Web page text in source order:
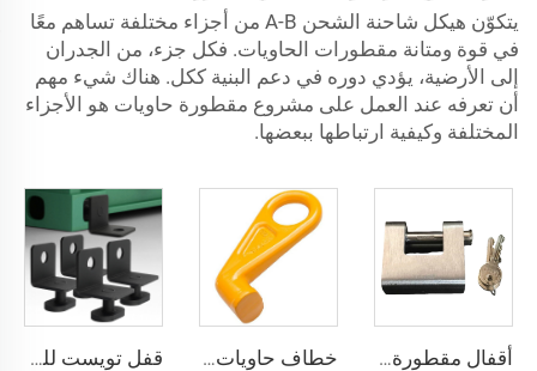
يتكوّن هيكل شاحنة الشحن A-B من أجزاء مختلفة تساهم معًا
في قوة ومتانة مقطورات الحاويات. فكل جزء، من الجدران
إلى الأرضية، يؤدي دوره في دعم البنية ككل. هناك شيء مهم
أن تعرفه عند العمل على مشروع مقطورة حاويات هو الأجزاء
المختلفة وكيفية ارتباطها ببعضها.
أقفال مقطورة حاويات الشحن البحري شديدة التحمل من Squire، أقفال أمان عالية الأمان، مقاس قفل للحاويات خطاف حاويات المصنع من النوع المستقيم الأيسر/الأيمن مصنوع من سبائك الفولاذ لرفع الحاويات قفل تويست للحاويات الشحنية ISO من الأسفل ومن الجانب & قفل زاوية لتثبيت البضائع